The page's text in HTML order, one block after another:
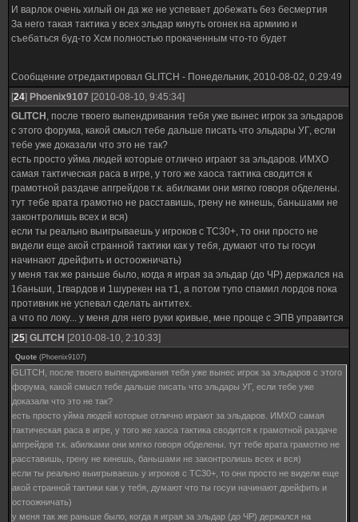
И варлок очень хилый он да же не успевает добежать без бесмертия
За него такая тактика у всех эльдар кинуть огонек на армиию и
съебаться буд-то Хсм полностью прокаченным что-то будет
Сообщение отредактировал GLITCH - Понедельник, 2010-08-02, 0:29:49
[24] Phoenix9107 [2010-08-10, 9:45:34]
GLITCH , после твоего выпендривания тебя уже вынес игрок за эльдаров
с этого форума, какой смысл тебе дальше писать что эльдары УГ, если
тебе уже доказали что это не так?
есть просто уйма людей которые отлично играют за эльдаров. ИМХО
самая тактическая раса в игре, у того же хаоса тактика сводится к
грамотной раздаче апгрейдов т.к. абилками они мягко говоря обделены.
тут тебе врата грамотно не расставишь, грену не кинешь, баньшами не
законтролишь всех и вся)
если ты реально выигрываешь у игроков с ТС30+, то они просто не
видели еще акой странной тактики как у тебя, думают что ты госуи
начинают дрейфить и остоожничать)
у меня так же раньше было, когда я играя за эльдар (до ЧР) держался на
1баньши, 1гвардов и 1шурекен на т1, а потом тупо спамил лордов пока
противник не успевал сделать антитех.
а что по локу... у меня для него руки кривые, мне проще с ЭПВ управится
[25] GLITCH [2010-08-10, 2:10:33]
Quote (Phoenix9107)
GLITCH, после твоего выпендривания тебя уже вынес игрок за эльдаров с этого
форума, какой смысл тебе дальше писать что эльдары УГ, если тебе уже
доказали что это не так?
есть просто уйма людей которые отлично играют за эльдаров. ИМХО самая
тактическая раса в игре, у того же хаоса тактика сводится к грамотной раздаче
апгрейдов т.к. абилками они мягко говоря обделены. тут тебе врата грамотно не
расставишь, грену не кинешь, баньшами не законтролишь всех и вся)
если ты реально выигрываешь у игроков с ТС30+, то они просто не видели еще
акой странной тактики как у тебя, думают что ты госуи начинают дрейфить и
остоожничать)
у меня так же раньше было, когда я играя за эльдар (до ЧР) держался на